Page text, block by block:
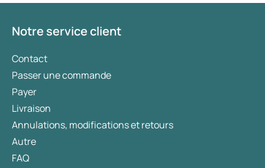
Notre service client
Contact
Passer une commande
Payer
Livraison
Annulations, modifications et retours
Autre
FAQ